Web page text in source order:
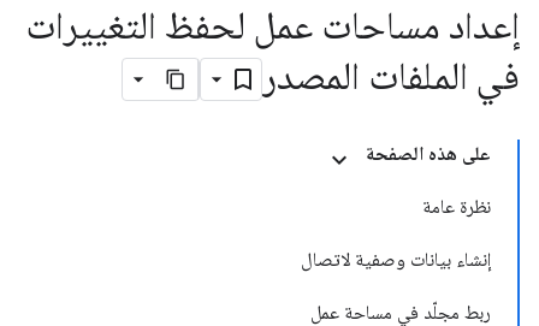
إعداد مساحات عمل لحفظ التغييرات
في الملفات المصدر
على هذه الصفحة
نظرة عامة
إنشاء بيانات وصفية لاتصال
ربط مجلّد في مساحة عمل